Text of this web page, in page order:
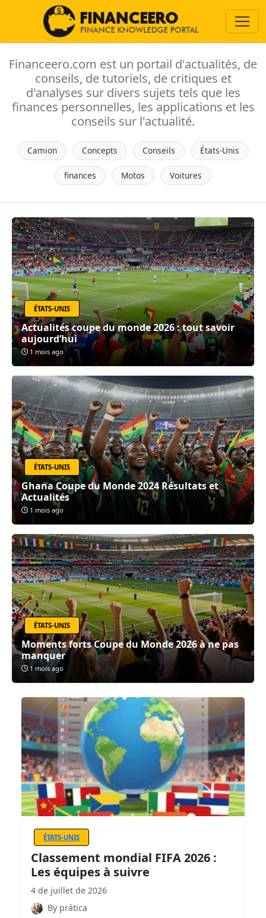
Financeero.com est un portail d'actualités, de
conseils, de tutoriels, de critiques et
d'analyses sur divers sujets tels que les
finances personnelles, les applications et les
conseils sur l'actualité.
Camion Concepts Conseils États-Unis
finances Motos Voitures
ÉTATS-UNIS
Actualités coupe du monde 2026 : tout savoir
aujourd’hui
1 mois ago
ÉTATS-UNIS
Ghana Coupe du Monde 2024 Résultats et
Actualités
1 mois ago
ÉTATS-UNIS
Moments forts Coupe du Monde 2026 à ne pas
manquer
1 mois ago
ÉTATS-UNIS
Classement mondial FIFA 2026 :
Les équipes à suivre
4 de juillet de 2026
By prática